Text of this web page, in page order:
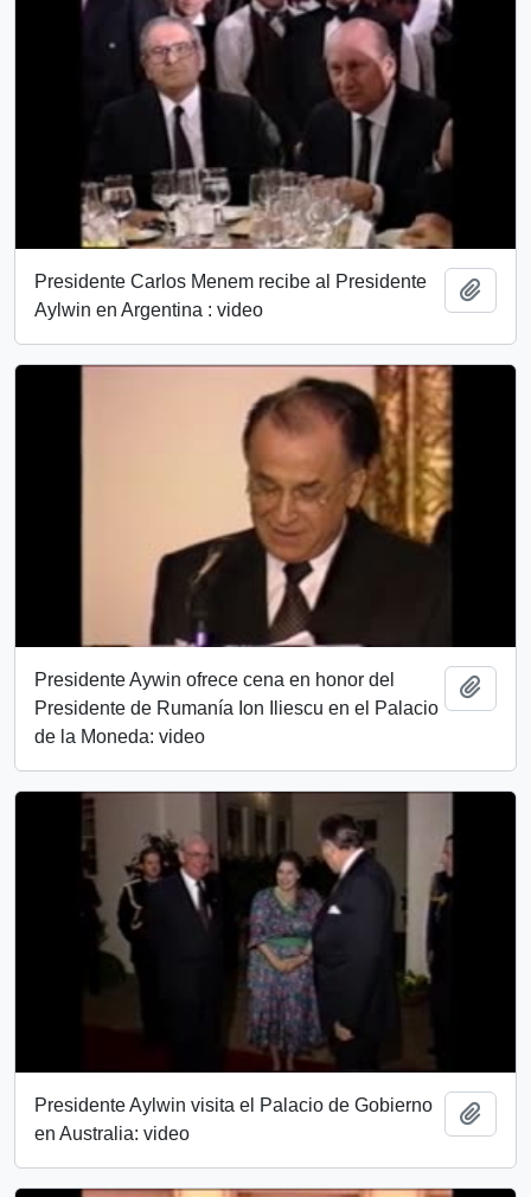
Presidente Carlos Menem recibe al Presidente
Aylwin en Argentina : video
Presidente Aywin ofrece cena en honor del
Presidente de Rumanía Ion Iliescu en el Palacio
de la Moneda: video
Presidente Aylwin visita el Palacio de Gobierno
en Australia: video